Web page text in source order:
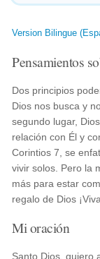
Version Bilingue
Pensamientos
Dos principios
Dios nos busca y
segundo lugar,
relación con Él y
Corintios 7, se
vivir solos. Pero la
más para estar
regalo de Dios
Mi oración
Santo Dios, quiero